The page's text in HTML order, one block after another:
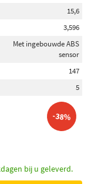
15,6
3,596
Met ingebouwde ABS
sensor
147
5
-38%
bij u geleverd.